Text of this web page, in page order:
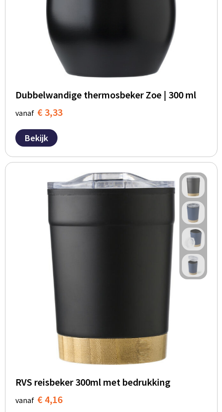
Dubbelwandige thermosbeker Zoe | 300 ml
vanaf € 3,33
Bekijk
RVS reisbeker 300ml met bedrukking
vanaf € 4,16